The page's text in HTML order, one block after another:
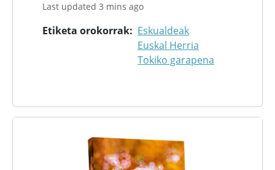
Last updated 3 mins ago
Etiketa orokorrak
Eskualdeak
Euskal Herria
Tokiko garapena